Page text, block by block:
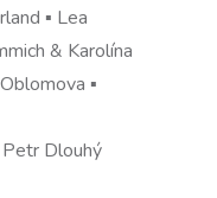
▪ Lea
& Karolína
▪
Dlouhý